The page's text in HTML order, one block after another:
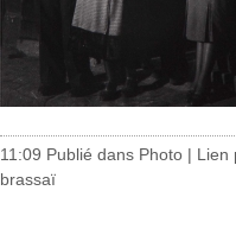
11:09 Publié dans Photo | Lien
brassaï